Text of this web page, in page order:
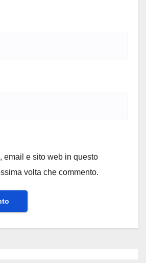
email e sito web in questo
volta che commento.